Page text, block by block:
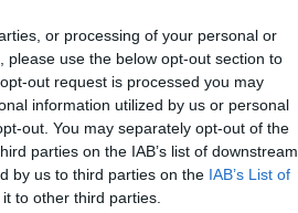
or processing of your personal or
use the below opt-out section to
out request is processed you may
information utilized by us or personal
out. You may separately opt-out of the
parties on the IAB’s list of downstream
by us to third parties on the IAB’s List of
to other third parties.